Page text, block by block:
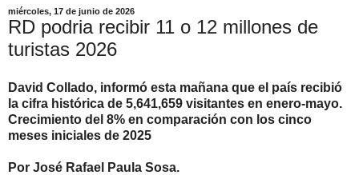
miércoles, 17 de junio de 2026
RD podria recibir 11 o 12 millones de
turistas 2026
David Collado, informó esta mañana que el país recibió
la cifra histórica de 5,641,659 visitantes en enero-mayo.
Crecimiento del 8% en comparación con los cinco
meses iniciales de 2025
Por José Rafael Paula Sosa.